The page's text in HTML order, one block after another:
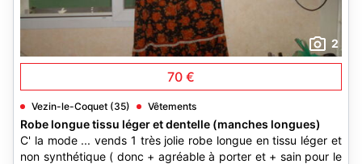
2
70 €
Vezin-le-Coquet (35) Vêtements
Robe longue tissu léger et dentelle (manches longues)
C' la mode ... vends 1 très jolie robe longue en tissu léger et
non synthétique ( donc + agréable à porter et + sain pour le